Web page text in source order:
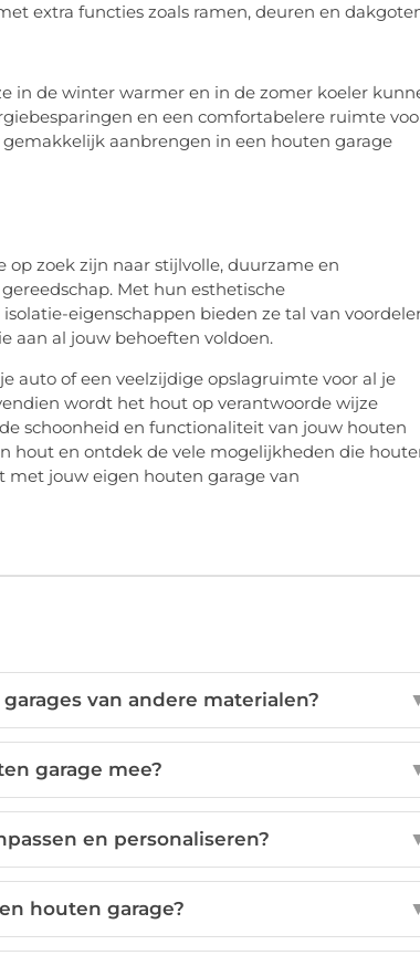
extra functies zoals ramen, deuren en
in de winter warmer en in de zomer koeler
en een comfortabelere ruimte
aanbrengen in een houten garage
zoek zijn naar stijlvolle, duurzame en
Met hun esthetische
eigenschappen bieden ze tal van
aan al jouw behoeften voldoen.
auto of een veelzijdige opslagruimte voor al je
wordt het hout op verantwoorde wijze
schoonheid en functionaliteit van jouw houten
hout en ontdek de vele mogelijkheden die
met jouw eigen houten garage van
van andere materialen?
garage mee?
en personaliseren?
houten garage?